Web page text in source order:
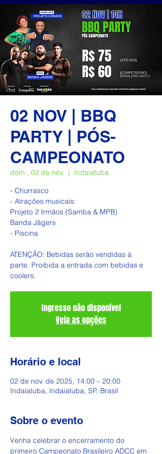
02 NOV | BBQ
PARTY | PÓS-
CAMPEONATO
dom., 02 de nov.
  |
Indaiatuba
- Churrasco
- Atrações musicais:
Projeto 2 Irmãos (Samba & MPB)
Banda Jägers
- Piscina
ATENÇÃO: Bebidas serão vendidas à
parte. Proibida a entrada com bebidas e
coolers.
Ingresso não disponível
Veja as opções
Horário e local
02 de nov. de 2025, 14:00 – 20:00
Indaiatuba, Indaiatuba, SP, Brasil
Sobre o evento
Venha celebrar o encerramento do
primeiro Campeonato Brasileiro ADCC em